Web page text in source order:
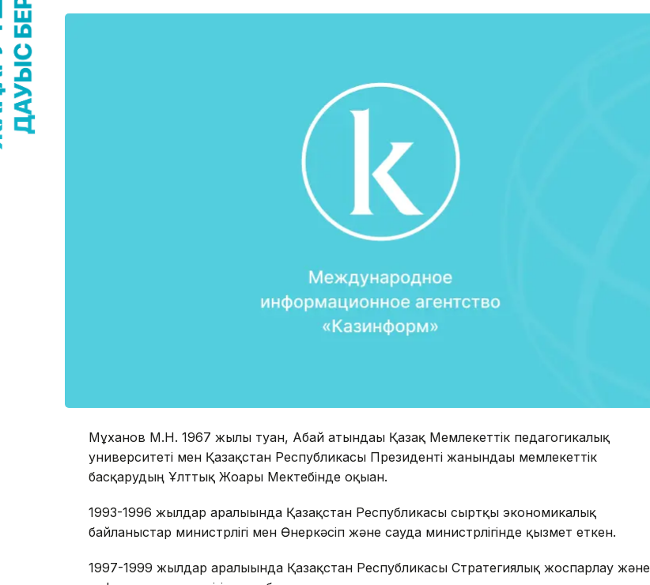
Мұханов М.Н. 1967 жылы туған, Абай атындағы Қазақ Мемлекеттік педагогикалық
университеті мен Қазақстан Республикасы Президенті жанындағы мемлекеттік
басқарудың Ұлттық Жоғары Мектебінде оқыған.
1993-1996 жылдар аралығында Қазақстан Республикасы сыртқы экономикалық
байланыстар министрлігі мен Өнеркәсіп және сауда министрлігінде қызмет еткен.
1997-1999 жылдар аралығында Қазақстан Республикасы Стратегиялық жоспарлау және